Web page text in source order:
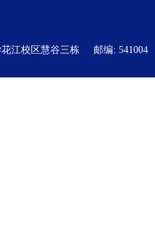
江校区慧谷三栋 邮编: 541004